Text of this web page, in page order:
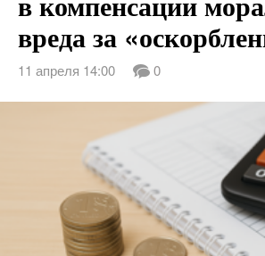
Народные
вреда за
11 апреля 14:00 0